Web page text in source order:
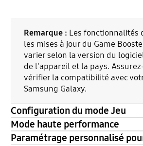
Remarque : Les fonctionnalités
les mises à jour du Game
varier selon la version du
de l'appareil et la pays.
vérifier la compatibilité avec
Samsung Galaxy.
Configuration du mode Jeu
Mode haute performance
Paramétrage personnalisé